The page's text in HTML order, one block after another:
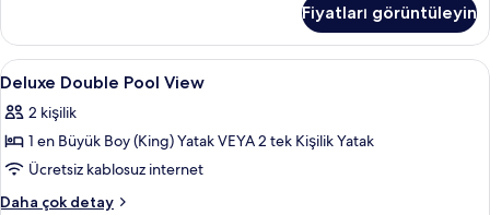
görün
View
hakkında
daha
detay
Fiyatları görüntüleyin
Deluxe
Double
Pool
View
için
tüm
1 yatak odası, kaliteli yatak takımı,
4
Deluxe Double Pool View
2 kişilik
1 en Büyük Boy (King) Yatak VEYA 2 tek Kişilik Yatak
Ücretsiz kablosuz internet
Daha çok detay
Deluxe